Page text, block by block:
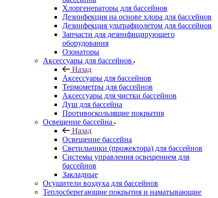
Хлоргенераторы для бассейнов
Дезинфекция на основе хлора для бассейнов
Дезинфекция ультрафиолетом для бассейнов
Запчасти для дезинфицирующего
оборудования
Озонаторы
Аксессуары для бассейнов
Назад
Аксессуары для бассейнов
Термометры для бассейнов
Аксессуары для чистки бассейнов
Душ для бассейна
Противоскользящие покрытия
Освещение бассейна
Назад
Освещение бассейна
Светильники (прожектора) для бассейнов
Системы управления освещением для
бассейнов
Закладные
Осушители воздуха для бассейнов
Теплосберегающие покрытия и наматывающие